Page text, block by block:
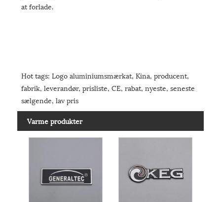
at forlade.
Hot tags: Logo aluminiumsmærkat, Kina, producent,
fabrik, leverandør, prisliste, CE, rabat, nyeste, seneste
sælgende, lav pris
Varme produkter